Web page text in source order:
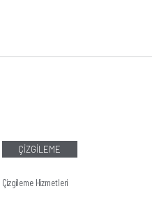
ÇİZGİLEME
Çizgileme Hizmetleri